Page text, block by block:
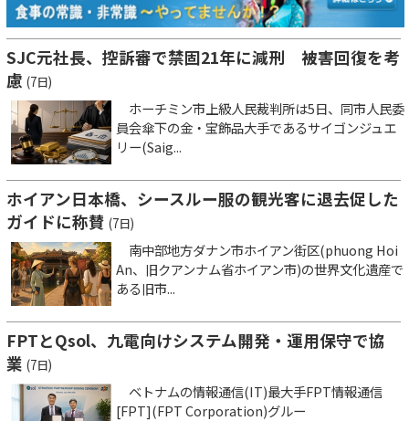
SJC元社長、控訴審で禁固21年に減刑 被害回復を考
慮 (7日)
ホーチミン市上級人民裁判所は5日、同市人民委
員会傘下の金・宝飾品大手であるサイゴンジュエ
リー(Saig...
ホイアン日本橋、シースルー服の観光客に退去促した
ガイドに称賛 (7日)
南中部地方ダナン市ホイアン街区(phuong Hoi
An、旧クアンナム省ホイアン市)の世界文化遺産で
ある旧市...
FPTとQsol、九電向けシステム開発・運用保守で協
業 (7日)
ベトナムの情報通信(IT)最大手FPT情報通信
[FPT](FPT Corporation)グルー